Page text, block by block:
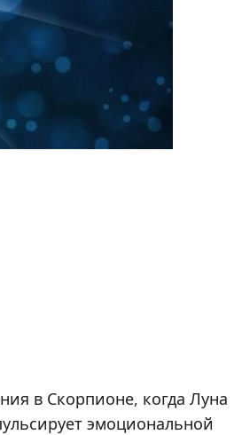
в Скорпионе, когда Луна
эмоциональной